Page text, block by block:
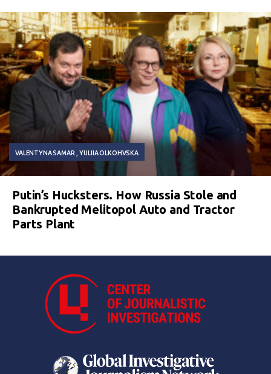
VALENTYNA SAMAR YULIIA OLKOHVSKA
Putin’s Hucksters. How Russia Stole and
Bankrupted Melitopol Auto and Tractor
Parts Plant